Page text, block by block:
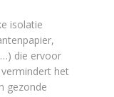
isolatie
die ervoor
het
gezonde